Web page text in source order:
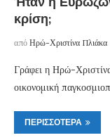
κρίση;
από Ηρώ-Χριστίνα Πλιάκα
Γράφει η Ηρώ-
οικονομική
ΠΕΡΙΣΣΌΤΕΡΑ